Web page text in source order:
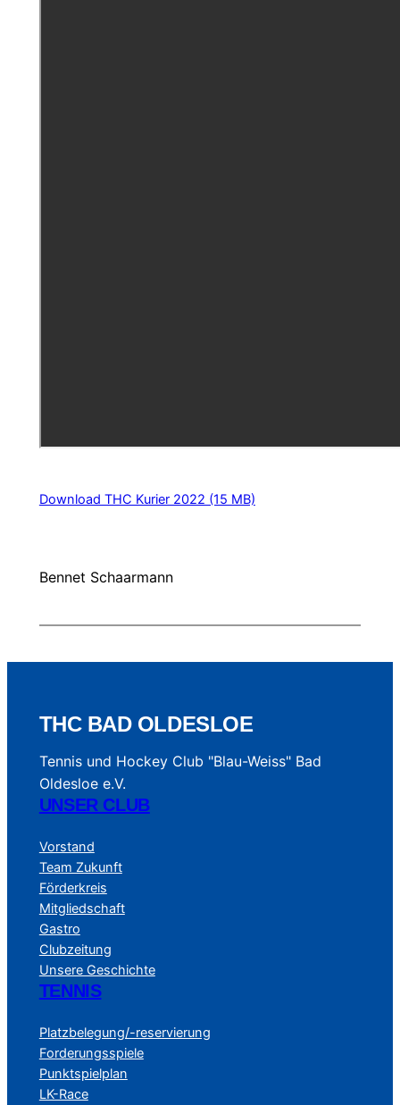
Download THC Kurier 2022 (15 MB)
Bennet Schaarmann
THC BAD OLDESLOE
Tennis und Hockey Club "Blau-Weiss" Bad
Oldesloe e.V.
UNSER CLUB
Vorstand
Team Zukunft
Förderkreis
Mitgliedschaft
Gastro
Clubzeitung
Unsere Geschichte
TENNIS
Platzbelegung/-reservierung
Forderungsspiele
Punktspielplan
LK-Race